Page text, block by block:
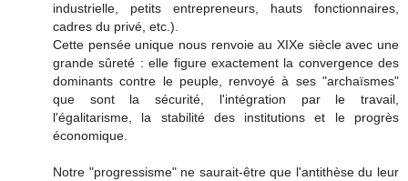
industrielle, petits entrepreneurs, hauts fonctionnaires,
cadres du privé, etc.).
Cette pensée unique nous renvoie au XIXe siècle avec une
grande sûreté : elle figure exactement la convergence des
dominants contre le peuple, renvoyé à ses "archaïsmes"
que sont la sécurité, l'intégration par le travail,
l'égalitarisme, la stabilité des institutions et le progrès
économique.
Notre "progressisme" ne saurait-être que l'antithèse du leur